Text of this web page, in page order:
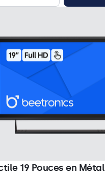
19 Pouces en Métal